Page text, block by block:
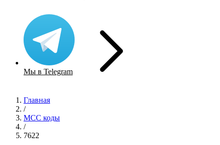
Мы в Telegram
Главная
/
MCC коды
/
7622